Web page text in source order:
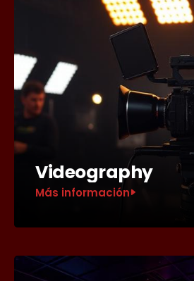
Videography
Más información